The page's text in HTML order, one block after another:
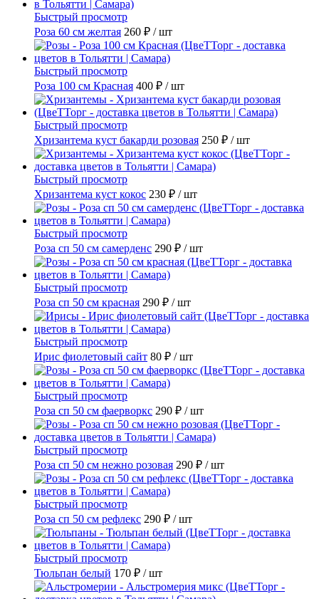
Быстрый просмотр
Роза 60 см желтая 260 ₽ / шт
Быстрый просмотр
Роза 100 см Красная 400 ₽ / шт
Быстрый просмотр
Хризантема куст бакарди розовая 250 ₽ / шт
Быстрый просмотр
Хризантема куст кокос 230 ₽ / шт
Быстрый просмотр
Роза сп 50 см самерденс 290 ₽ / шт
Быстрый просмотр
Роза сп 50 см красная 290 ₽ / шт
Быстрый просмотр
Ирис фиолетовый сайт 80 ₽ / шт
Быстрый просмотр
Роза сп 50 см фаерворкс 290 ₽ / шт
Быстрый просмотр
Роза сп 50 см нежно розовая 290 ₽ / шт
Быстрый просмотр
Роза сп 50 см рефлекс 290 ₽ / шт
Быстрый просмотр
Тюльпан белый 170 ₽ / шт